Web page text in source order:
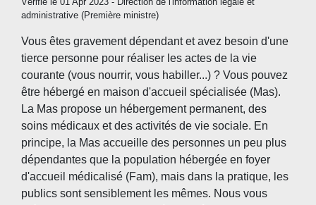
administrative (Première ministre)
Vous êtes gravement dépendant et avez besoin d'une
tierce personne pour réaliser les actes de la vie
courante (vous nourrir, vous habiller...) ? Vous pouvez
être hébergé en maison d'accueil spécialisée (Mas).
La Mas propose un hébergement permanent, des
soins médicaux et des activités de vie sociale. En
principe, la Mas accueille des personnes un peu plus
dépendantes que la population hébergée en foyer
d'accueil médicalisé (Fam), mais dans la pratique, les
publics sont sensiblement les mêmes. Nous vous